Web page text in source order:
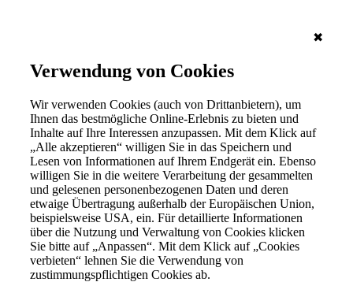
✖
Verwendung von Cookies
Wir verwenden Cookies (auch von Drittanbietern), um
Ihnen das bestmögliche Online-Erlebnis zu bieten und
Inhalte auf Ihre Interessen anzupassen. Mit dem Klick auf
„Alle akzeptieren“ willigen Sie in das Speichern und
Lesen von Informationen auf Ihrem Endgerät ein. Ebenso
willigen Sie in die weitere Verarbeitung der gesammelten
und gelesenen personenbezogenen Daten und deren
etwaige Übertragung außerhalb der Europäischen Union,
beispielsweise USA, ein. Für detaillierte Informationen
über die Nutzung und Verwaltung von Cookies klicken
Sie bitte auf „Anpassen“. Mit dem Klick auf „Cookies
verbieten“ lehnen Sie die Verwendung von
zustimmungspflichtigen Cookies ab.